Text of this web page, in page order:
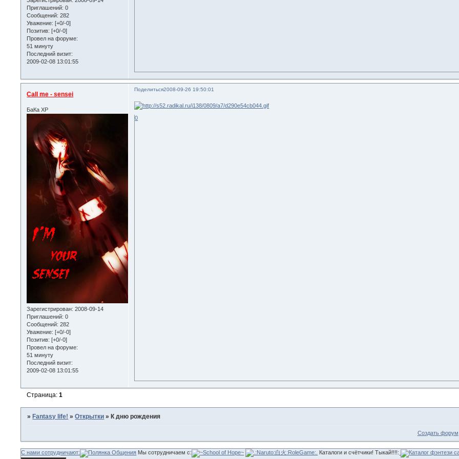
Приглашений: 0
Сообщений: 282
Уважение: [+0/-0]
Позитив: [+0/-0]
Провел на форуме:
51 минуту
Последний визит:
2009-02-08 13:01:55
Поделиться2008-09-26 19:50:01
Call me - sensei
БаКа ХР
Зарегистрирован: 2008-09-14
Приглашений: 0
Сообщений: 282
Уважение: [+0/-0]
Позитив: [+0/-0]
Провел на форуме:
51 минуту
Последний визит:
2009-02-08 13:01:55
0
Страница:1
» Fantasy life! »Открытки » К дню рождения
Создать форум
С нами сотрудничают: Мы сотрудничаем с: Каталоги и счётчики! Тыкай!!!!: